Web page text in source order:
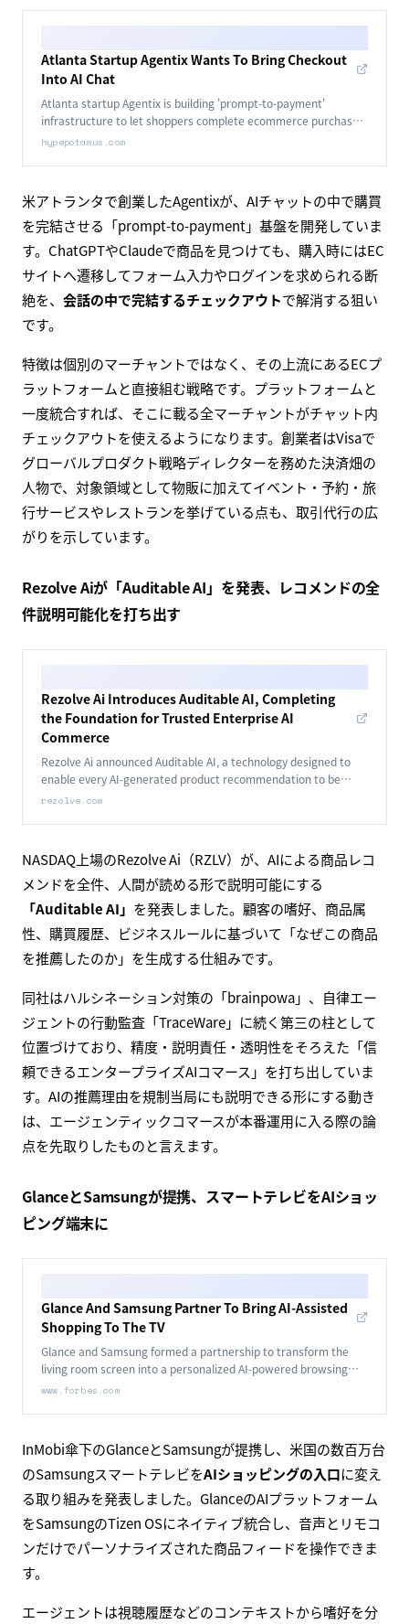
Atlanta Startup Agentix Wants To Bring Checkout
Into AI Chat
Atlanta startup Agentix is building 'prompt-to-payment'
infrastructure to let shoppers complete ecommerce purchases
directly inside AI conversations.
hypepotamus.com
米アトランタで創業したAgentixが、AIチャットの中で購買
を完結させる「prompt-to-payment」基盤を開発していま
す。ChatGPTやClaudeで商品を見つけても、購入時にはEC
サイトへ遷移してフォーム入力やログインを求められる断
絶を、 会話の中で完結するチェックアウトで解消する狙い
です。
特徴は個別のマーチャントではなく、その上流にあるECプ
ラットフォームと直接組む戦略です。プラットフォームと
一度統合すれば、そこに載る全マーチャントがチャット内
チェックアウトを使えるようになります。創業者はVisaで
グローバルプロダクト戦略ディレクターを務めた決済畑の
人物で、対象領域として物販に加えてイベント・予約・旅
行サービスやレストランを挙げている点も、取引代行の広
がりを示しています。
Rezolve Aiが「Auditable AI」を発表、レコメンドの全
件説明可能化を打ち出す
Rezolve Ai Introduces Auditable AI, Completing
the Foundation for Trusted Enterprise AI
Commerce
Rezolve Ai announced Auditable AI, a technology designed to
enable every AI-generated product recommendation to be
explained, verified and understood.
rezolve.com
NASDAQ上場のRezolve Ai（RZLV）が、AIによる商品レコ
メンドを全件、人間が読める形で説明可能にする
「Auditable AI」 を発表しました。顧客の嗜好、商品属
性、購買履歴、ビジネスルールに基づいて「なぜこの商品
を推薦したのか」を生成する仕組みです。
同社はハルシネーション対策の「brainpowa」、自律エー
ジェントの行動監査「TraceWare」に続く第三の柱として
位置づけており、精度・説明責任・透明性をそろえた「信
頼できるエンタープライズAIコマース」を打ち出していま
す。AIの推薦理由を規制当局にも説明できる形にする動き
は、エージェンティックコマースが本番運用に入る際の論
点を先取りしたものと言えます。
GlanceとSamsungが提携、スマートテレビをAIショッ
ピング端末に
Glance And Samsung Partner To Bring AI-Assisted
Shopping To The TV
Glance and Samsung formed a partnership to transform the
living room screen into a personalized AI-powered browsing
platform, to be available on millions of Samsung smart TVs.
www.forbes.com
InMobi傘下のGlanceとSamsungが提携し、米国の数百万台
のSamsungスマートテレビをAIショッピングの入口に変え
る取り組みを発表しました。GlanceのAIプラットフォーム
をSamsungのTizen OSにネイティブ統合し、音声とリモコ
ンだけでパーソナライズされた商品フィードを操作できま
す。
エージェントは視聴履歴などのコンテキストから嗜好を分